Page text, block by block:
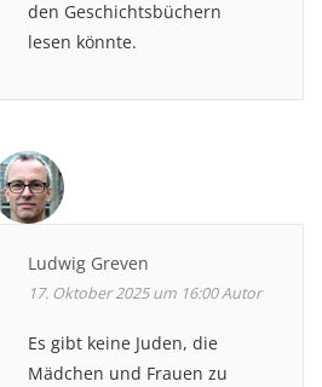
den Geschichtsbüchern
lesen könnte.
Ludwig Greven
17. Oktober 2025 um 16:00Autor
Es gibt keine Juden, die
Mädchen und Frauen zu